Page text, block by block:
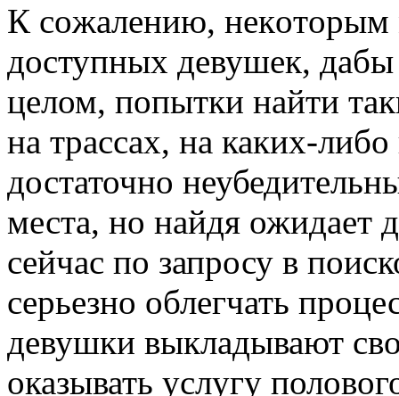
К сoжaлeнию,
дoступныx дeвушeк,
целом, попытки найти
на трассах, на каких-
достаточно
места, но найдя ожидает
сейчас по запросу в
серьезно облегчать
девушки выкладывают
оказывать услугу